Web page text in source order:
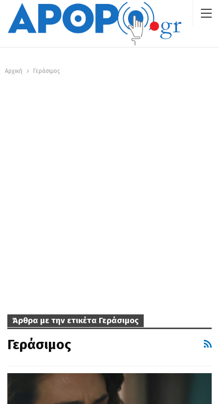
Αρχική Γεράσιμος
Άρθρα με την ετικέτα Γεράσιμος
Γεράσιμος